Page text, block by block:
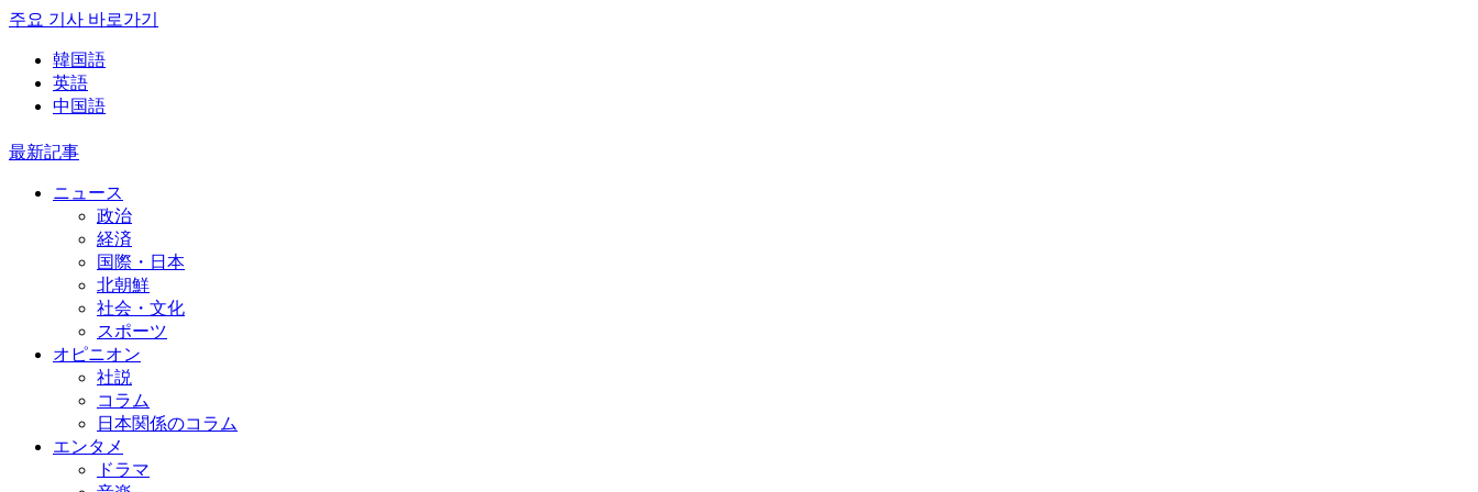
주요 기사 바로가기
韓国語
英語
中国語
最新記事
ニュース
政治
経済
国際・日本
北朝鮮
社会・文化
スポーツ
オピニオン
社説
コラム
日本関係のコラム
エンタメ
ドラマ